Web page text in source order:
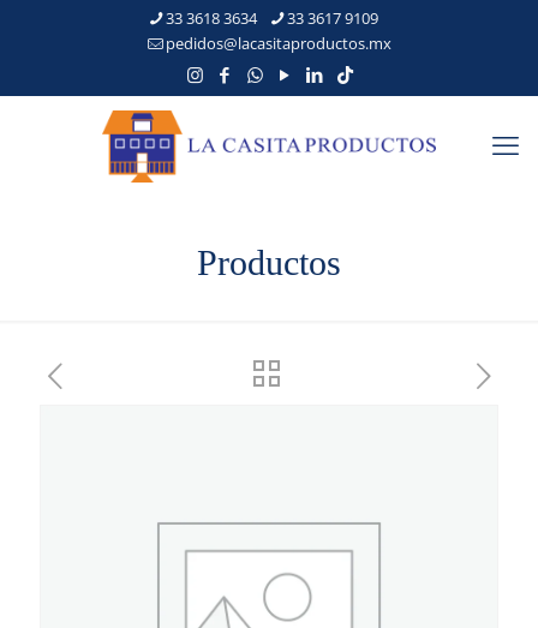
33 3618 3634
33 3617 9109
pedidos@lacasitaproductos.mx
Productos